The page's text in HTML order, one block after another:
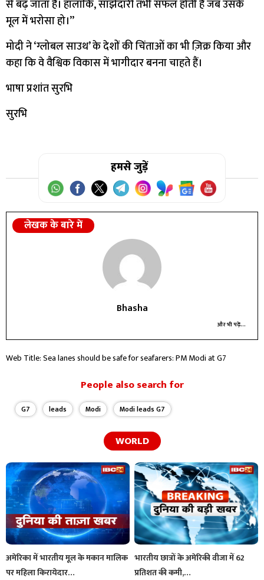
से बढ़ जाता है। हालांकि, साझेदारी तभी सफल होती है जब उसके
मूल में भरोसा हो।”
मोदी ने ‘ग्लोबल साउथ’ के देशों की चिंताओं का भी ज़िक्र किया और
कहा कि वे वैश्विक विकास में भागीदार बनना चाहते हैं।
भाषा प्रशांत सुरभि
सुरभि
हमसे जुड़ें
लेखक के बारे में
Bhasha
और भी पढ़ें...
Web Title: Sea lanes should be safe for seafarers: PM Modi at G7
People also search for
G7 leads Modi Modi leads G7
WORLD
अमेरिका में भारतीय मूल के मकान मालिक
पर महिला किरायेदार…
भारतीय छात्रों के अमेरिकी वीजा में 62
प्रतिशत की कमी,…